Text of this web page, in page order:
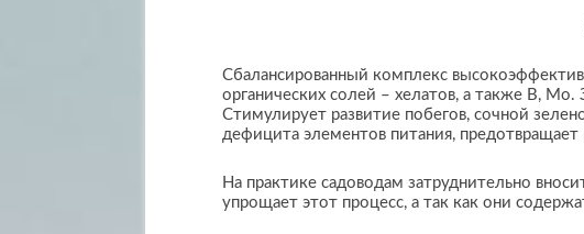
Сбалансированный комплекс
органических солей – хелатов, а также B,
Стимулирует развитие побегов, сочной
дефицита элементов питания,
На практике садоводам затруднительно
упрощает этот процесс, а так как они